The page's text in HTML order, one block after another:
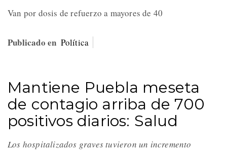
Van por dosis de refuerzo a mayores de 40
Publicado en Política
Mantiene Puebla meseta
de contagio arriba de 700
positivos diarios: Salud
Los hospitalizados graves tuvieron un incremento